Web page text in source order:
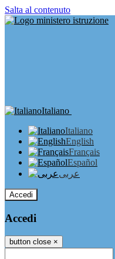
Salta al contenuto
Italiano
Italiano
English
Français
Español
عربى
Accedi
Accedi
button close ×